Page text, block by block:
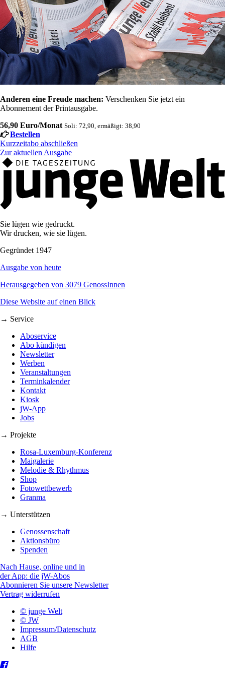
Anderen eine Freude machen: Verschenken Sie jetzt ein
Abonnement der Printausgabe.
56,90 Euro/Monat Soli: 72,90, ermäßigt: 38,90
Bestellen
Kurzzeitabo abschließen
Zur aktuellen Ausgabe
Sie lügen wie gedruckt.
Wir drucken, wie sie lügen.
Gegründet 1947
Ausgabe von heute
Herausgegeben von 3079 GenossInnen
Diese Website auf einen Blick
→ Service
Aboservice
Abo kündigen
Newsletter
Werben
Veranstaltungen
Terminkalender
Kontakt
Kiosk
jW-App
Jobs
→ Projekte
Rosa-Luxemburg-Konferenz
Maigalerie
Melodie & Rhythmus
Shop
Fotowettbewerb
Granma
→ Unterstützen
Genossenschaft
Aktionsbüro
Spenden
Nach Hause, online und in
der App: die jW-Abos
Abonnieren Sie unsere Newsletter
Vertrag widerrufen
© junge Welt
© JW
Impressum/Datenschutz
AGB
Hilfe